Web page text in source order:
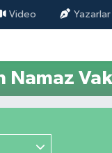
Video Yazarlar
Namaz